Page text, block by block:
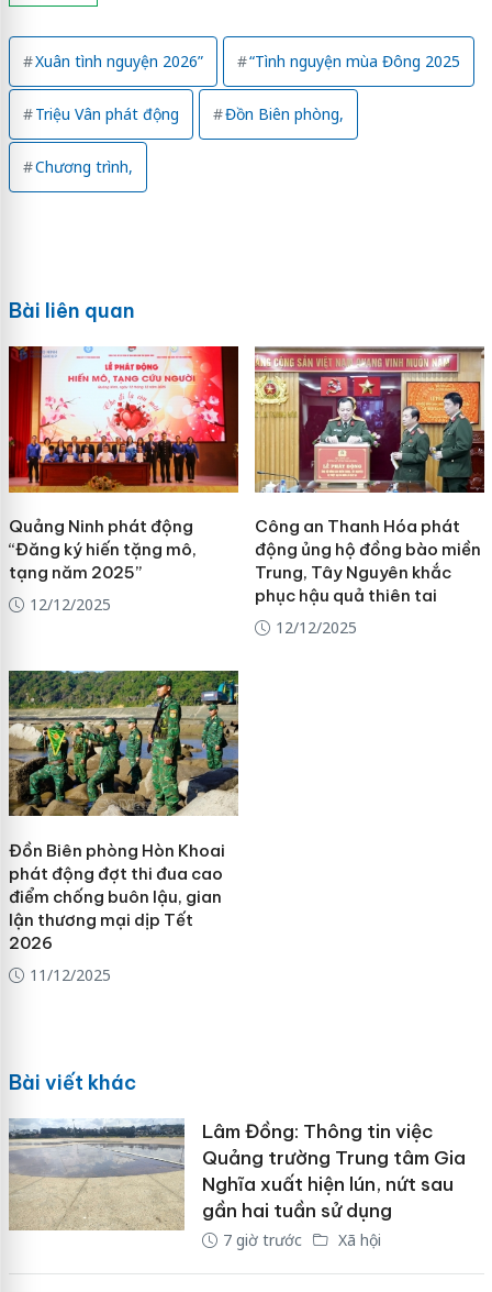
Xuân tình nguyện 2026” “Tình nguyện mùa Đông 2025
Triệu Vân phát động Đồn Biên phòng,
Chương trình,
Bài liên quan
Quảng Ninh phát động
“Đăng ký hiến tặng mô,
tạng năm 2025”
12/12/2025
Công an Thanh Hóa phát
động ủng hộ đồng bào miền
Trung, Tây Nguyên khắc
phục hậu quả thiên tai
12/12/2025
Đồn Biên phòng Hòn Khoai
phát động đợt thi đua cao
điểm chống buôn lậu, gian
lận thương mại dịp Tết
2026
11/12/2025
Bài viết khác
Lâm Đồng: Thông tin việc
Quảng trường Trung tâm Gia
Nghĩa xuất hiện lún, nứt sau
gần hai tuần sử dụng
7 giờ trước Xã hội